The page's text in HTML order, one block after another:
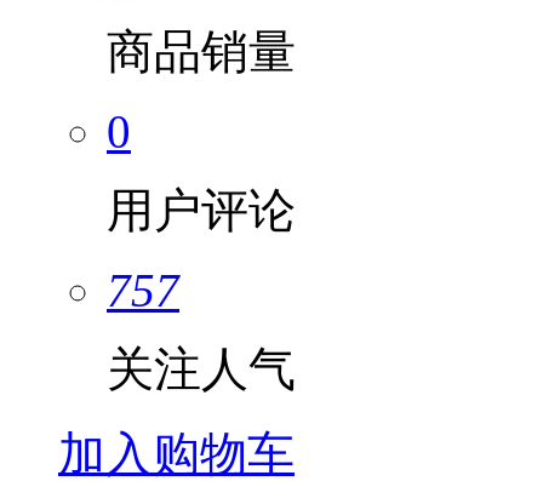
商品销量
0
用户评论
757
关注人气
加入购物车